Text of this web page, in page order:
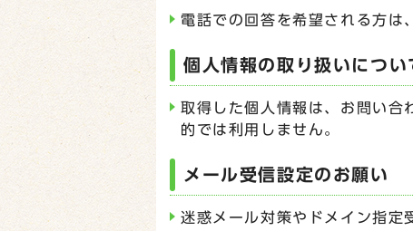
電話での回答を希望される方は
個人情報の取り扱いについ
取得した個人情報は、お問い合
的では利用しません。
メール受信設定のお願い
迷惑メール対策やドメイン指